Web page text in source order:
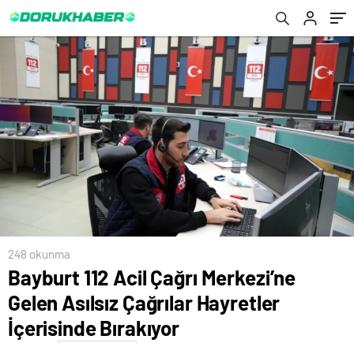
248 okunma
Bayburt 112 Acil Çağrı Merkezi’ne
Gelen Asılsız Çağrılar Hayretler
İçerisinde Bırakıyor